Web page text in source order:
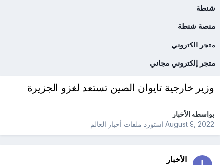
شنطة
منصة شنطة
متجر الكتروني
متجر إلكتروني مجاني
وزير خارجية تايوان الصين تستعد لغزو الجزيرة
بواسطهالأخبار
August 9, 2022استورد ملفات أخبار العالم
الأخبار